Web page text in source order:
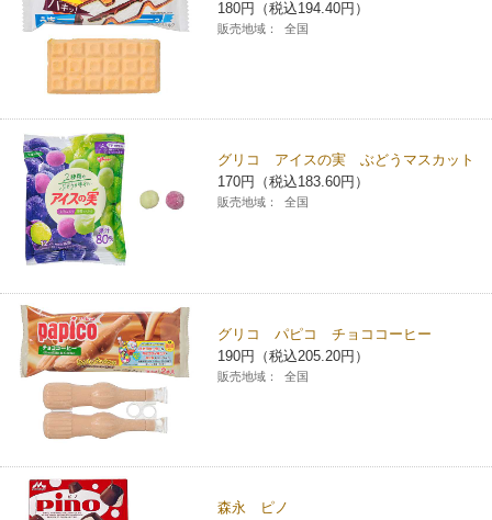
180円（税込194.40円）
販売地域： 全国
グリコ アイスの実 ぶどうマスカット
170円（税込183.60円）
販売地域： 全国
グリコ パピコ チョココーヒー
190円（税込205.20円）
販売地域： 全国
森永 ピノ